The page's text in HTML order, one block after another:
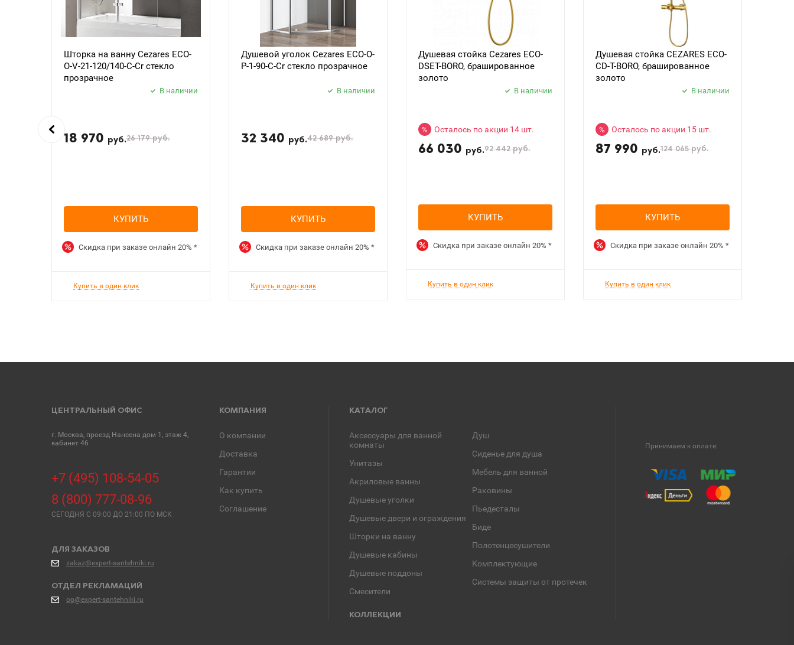
Шторка на ванну Cezares ECO-
O-V-21-120/140-C-Cr стекло
прозрачное
В наличии
18 970 руб.26 179руб.
КУПИТЬ
Скидка при заказе онлайн 20% *
Купить в один клик
Душевой уголок Cezares ECO-O-
P-1-90-C-Cr стекло прозрачное
В наличии
32 340 руб.42 689руб.
КУПИТЬ
Скидка при заказе онлайн 20% *
Купить в один клик
Душевая стойка Cezares ECO-
DSET-BORO, брашированное
золото
В наличии
% Осталось по акции 14 шт.
66 030 руб.92 442руб.
КУПИТЬ
Скидка при заказе онлайн 20% *
Купить в один клик
Душевая стойка CEZARES ECO-
CD-T-BORO, брашированное
золото
В наличии
% Осталось по акции 15 шт.
87 990 руб.124 065руб.
КУПИТЬ
Скидка при заказе онлайн 20% *
Купить в один клик
ЦЕНТРАЛЬНЫЙ ОФИС
г. Москва, проезд Нансена дом 1, этаж 4,
кабинет 46
+7 (495) 108-54-05
8 (800) 777-08-96
СЕГОДНЯ C 09:00 ДО 21:00 ПО МСК
ДЛЯ ЗАКАЗОВ
zakaz@expert-santehniki.ru
ОТДЕЛ РЕКЛАМАЦИЙ
op@expert-santehniki.ru
КОМПАНИЯ
О компании
Доставка
Гарантии
Как купить
Соглашение
КАТАЛОГ
Аксессуары для ванной
комнаты
Унитазы
Акриловые ванны
Душевые уголки
Душевые двери и ограждения
Шторки на ванну
Душевые кабины
Душевые поддоны
Смесители
Душ
Сиденье для душа
Мебель для ванной
Раковины
Пьедесталы
Биде
Полотенцесушители
Комплектующие
Системы защиты от протечек
КОЛЛЕКЦИИ
Принимаем к оплате: